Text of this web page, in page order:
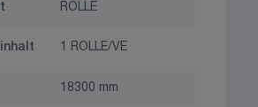
ROLLE
1 ROLLE/VE
18300 mm